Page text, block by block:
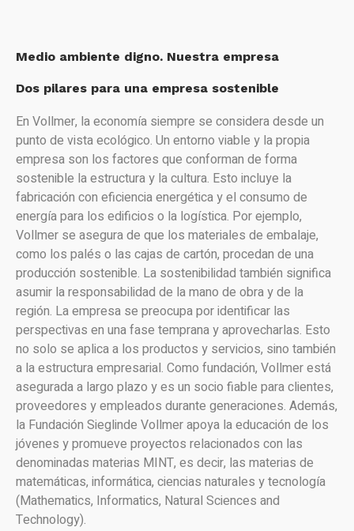
Medio ambiente digno. Nuestra empresa
Dos pilares para una empresa sostenible
En Vollmer, la economía siempre se considera desde un
punto de vista ecológico. Un entorno viable y la propia
empresa son los factores que conforman de forma
sostenible la estructura y la cultura. Esto incluye la
fabricación con eficiencia energética y el consumo de
energía para los edificios o la logística. Por ejemplo,
Vollmer se asegura de que los materiales de embalaje,
como los palés o las cajas de cartón, procedan de una
producción sostenible. La sostenibilidad también significa
asumir la responsabilidad de la mano de obra y de la
región. La empresa se preocupa por identificar las
perspectivas en una fase temprana y aprovecharlas. Esto
no solo se aplica a los productos y servicios, sino también
a la estructura empresarial. Como fundación, Vollmer está
asegurada a largo plazo y es un socio fiable para clientes,
proveedores y empleados durante generaciones. Además,
la Fundación Sieglinde Vollmer apoya la educación de los
jóvenes y promueve proyectos relacionados con las
denominadas materias MINT, es decir, las materias de
matemáticas, informática, ciencias naturales y tecnología
(Mathematics, Informatics, Natural Sciences and
Technology).